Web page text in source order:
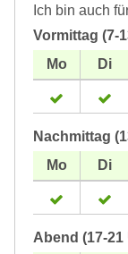
Ich bin auch
Vormittag (7-
Nachmittag
Abend (17-21